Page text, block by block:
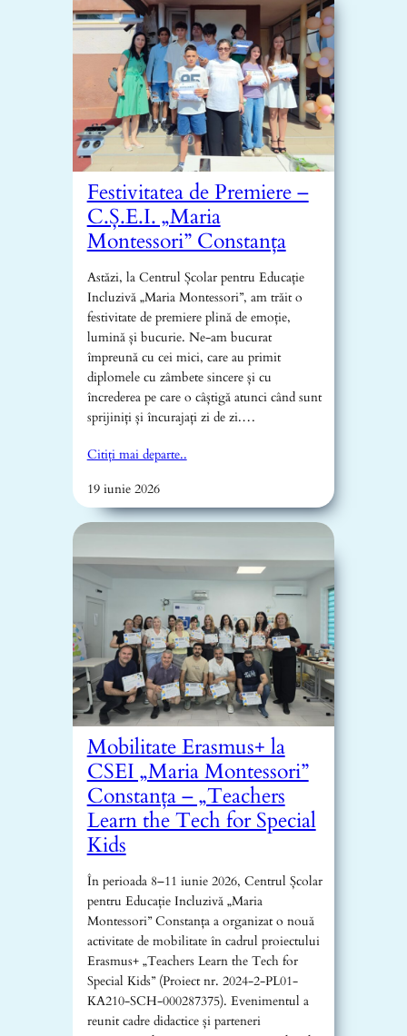
Festivitatea de Premiere –
C.Ș.E.I. „Maria
Montessori” Constanța
Astăzi, la Centrul Școlar pentru Educație
Incluzivă „Maria Montessori”, am trăit o
festivitate de premiere plină de emoție,
lumină și bucurie. Ne-am bucurat
împreună cu cei mici, care au primit
diplomele cu zâmbete sincere și cu
încrederea pe care o câștigă atunci când sunt
sprijiniți și încurajați zi de zi.…
Citiți mai departe..
19 iunie 2026
Mobilitate Erasmus+ la
CSEI „Maria Montessori”
Constanța – „Teachers
Learn the Tech for Special
Kids
În perioada 8–11 iunie 2026, Centrul Școlar
pentru Educație Incluzivă „Maria
Montessori” Constanța a organizat o nouă
activitate de mobilitate în cadrul proiectului
Erasmus+ „Teachers Learn the Tech for
Special Kids” (Proiect nr. 2024-2-PL01-
KA210-SCH-000287375). Evenimentul a
reunit cadre didactice și parteneri